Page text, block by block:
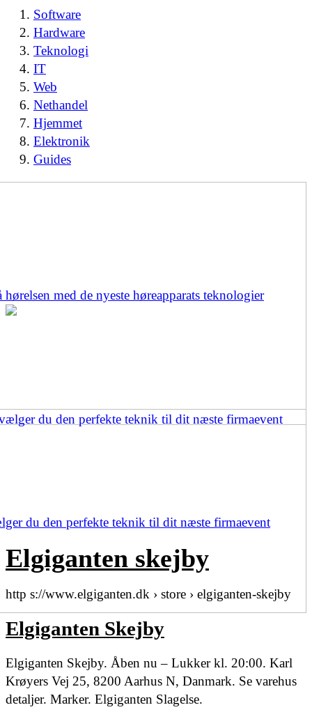
Software
Hardware
Teknologi
IT
Web
Nethandel
Hjemmet
Elektronik
Guides
hørelsen med de nyeste høreapparats teknologier
du den perfekte teknik til dit næste firmaevent
Elgiganten skejby
http s://www.elgiganten.dk › store › elgiganten-skejby
Elgiganten Skejby
Elgiganten Skejby. Åben nu – Lukker kl. 20:00. Karl
Krøyers Vej 25, 8200 Aarhus N, Danmark. Se varehus
detaljer. Marker. Elgiganten Slagelse.